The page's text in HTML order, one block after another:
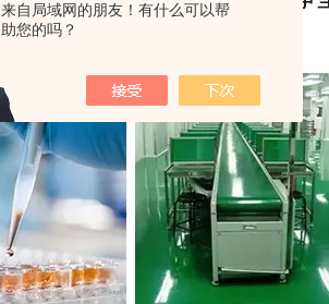
来自局域网的朋友！有什么可以帮
助您的吗？